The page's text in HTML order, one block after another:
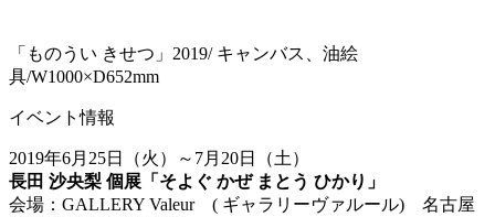
「ものうい きせつ」2019/ キャンバス、油絵
具/W1000×D652mm
イベント情報
2019年6月25日（火）～7月20日（土）
長田 沙央梨 個展「そよぐ かぜ まとう ひかり」
会場：GALLERY Valeur ( ギャラリーヴァルール) 名古屋